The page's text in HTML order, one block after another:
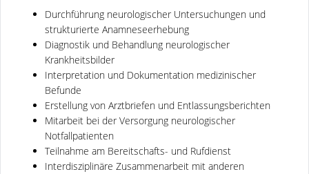
Durchführung neurologischer Untersuchungen und
strukturierte Anamneseerhebung
Diagnostik und Behandlung neurologischer
Krankheitsbilder
Interpretation und Dokumentation medizinischer
Befunde
Erstellung von Arztbriefen und Entlassungsberichten
Mitarbeit bei der Versorgung neurologischer
Notfallpatienten
Teilnahme am Bereitschafts- und Rufdienst
Interdisziplinäre Zusammenarbeit mit anderen